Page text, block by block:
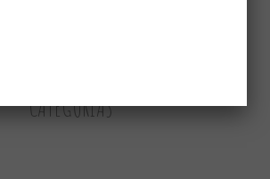
CATEGORIAS